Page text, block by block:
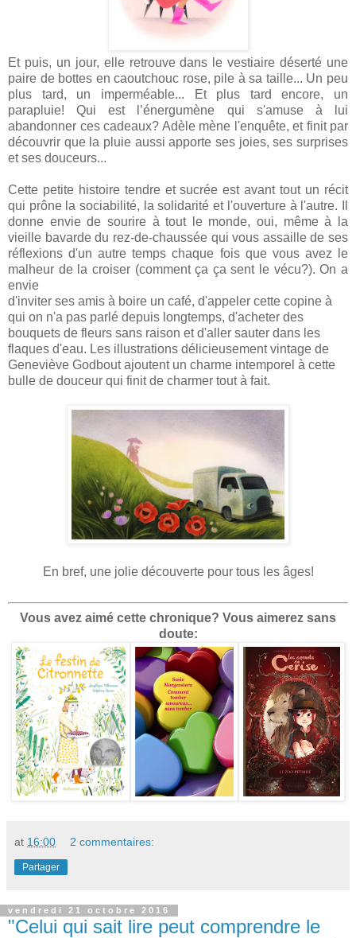
Et puis, un jour, elle retrouve dans le vestiaire déserté une
paire de bottes en caoutchouc rose, pile à sa taille... Un peu
plus tard, un imperméable... Et plus tard encore, un
parapluie! Qui est l’énergumène qui s'amuse à lui
abandonner ces cadeaux? Adèle mène l'enquête, et finit par
découvrir que la pluie aussi apporte ses joies, ses surprises
et ses douceurs...
Cette petite histoire tendre et sucrée est avant tout un récit
qui prône la sociabilité, la solidarité et l'ouverture à l'autre. Il
donne envie de sourire à tout le monde, oui, même à la
vieille bavarde du rez-de-chaussée qui vous assaille de ses
réflexions d'un autre temps chaque fois que vous avez le
malheur de la croiser (comment ça ça sent le vécu?). On a
envie
d'inviter ses amis à boire un café, d'appeler cette copine à
qui on n'a pas parlé depuis longtemps, d'acheter des
bouquets de fleurs sans raison et d'aller sauter dans les
flaques d'eau. Les illustrations délicieusement vintage de
Geneviève Godbout ajoutent un charme intemporel à cette
bulle de douceur qui finit de charmer tout à fait.
En bref, une jolie découverte pour tous les âges!
Vous avez aimé cette chronique? Vous aimerez sans
doute:
at 16:00 2 commentaires:
Partager
vendredi 21 octobre 2016
"Celui qui sait lire peut comprendre le